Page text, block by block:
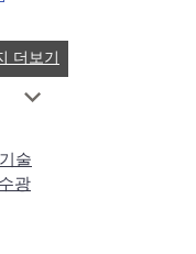
술
광
더보기